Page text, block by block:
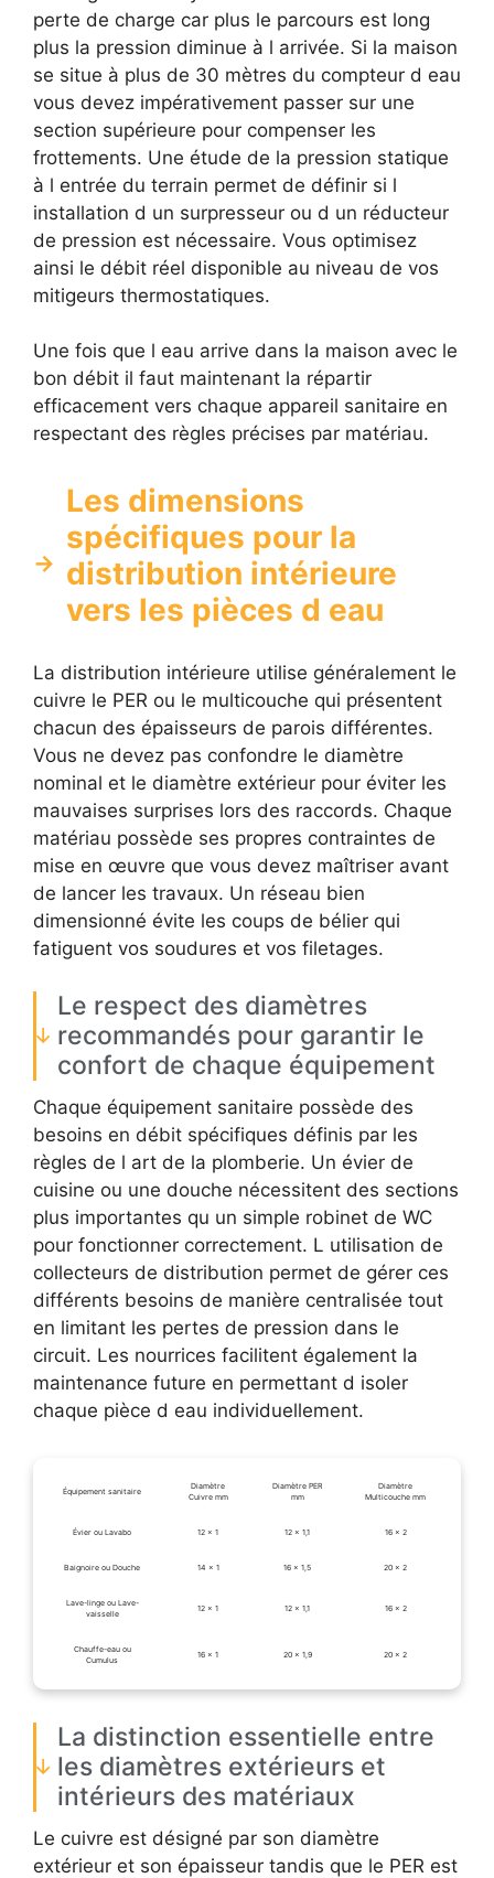
perte de charge car plus le parcours est long
plus la pression diminue à l arrivée. Si la maison
se situe à plus de 30 mètres du compteur d eau
vous devez impérativement passer sur une
section supérieure pour compenser les
frottements. Une étude de la pression statique
à l entrée du terrain permet de définir si l
installation d un surpresseur ou d un réducteur
de pression est nécessaire. Vous optimisez
ainsi le débit réel disponible au niveau de vos
mitigeurs thermostatiques.
Une fois que l eau arrive dans la maison avec le
bon débit il faut maintenant la répartir
efficacement vers chaque appareil sanitaire en
respectant des règles précises par matériau.
Les dimensions
spécifiques pour la
distribution intérieure
vers les pièces d eau
La distribution intérieure utilise généralement le
cuivre le PER ou le multicouche qui présentent
chacun des épaisseurs de parois différentes.
Vous ne devez pas confondre le diamètre
nominal et le diamètre extérieur pour éviter les
mauvaises surprises lors des raccords. Chaque
matériau possède ses propres contraintes de
mise en œuvre que vous devez maîtriser avant
de lancer les travaux. Un réseau bien
dimensionné évite les coups de bélier qui
fatiguent vos soudures et vos filetages.
Le respect des diamètres
recommandés pour garantir le
confort de chaque équipement
Chaque équipement sanitaire possède des
besoins en débit spécifiques définis par les
règles de l art de la plomberie. Un évier de
cuisine ou une douche nécessitent des sections
plus importantes qu un simple robinet de WC
pour fonctionner correctement. L utilisation de
collecteurs de distribution permet de gérer ces
différents besoins de manière centralisée tout
en limitant les pertes de pression dans le
circuit. Les nourrices facilitent également la
maintenance future en permettant d isoler
chaque pièce d eau individuellement.
Équipement sanitaire
Diamètre
Cuivre mm
Diamètre PER
mm
Diamètre
Multicouche mm
Évier ou Lavabo 12 x 1 12 x 1,1 16 x 2
Baignoire ou Douche 14 x 1 16 x 1,5 20 x 2
Lave-linge ou Lave-
vaisselle
12 x 1 12 x 1,1 16 x 2
Chauffe-eau ou
Cumulus
16 x 1 20 x 1,9 20 x 2
La distinction essentielle entre
les diamètres extérieurs et
intérieurs des matériaux
Le cuivre est désigné par son diamètre
extérieur et son épaisseur tandis que le PER est